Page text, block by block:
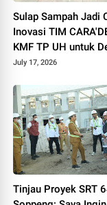
Sulap Sampah Jadi
Inovasi TIM
KMF TP UH untuk
Tinggimae
July 17, 2026
Tinjau Proyek SRT